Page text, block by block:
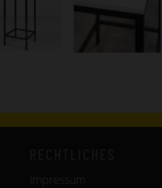
Impressum